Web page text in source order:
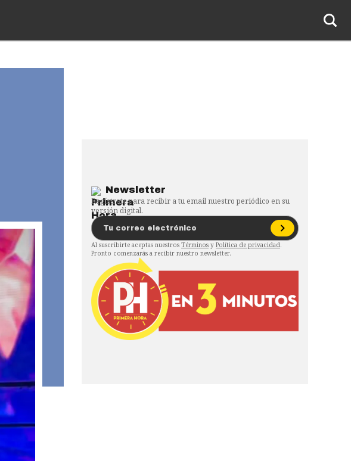
Newsletter
Regístrate para recibir a tu email nuestro periódico en su
versión digital.
Al suscribirte aceptas nuestros Términos y Política de privacidad.
Pronto comenzarás a recibir nuestro newsletter.